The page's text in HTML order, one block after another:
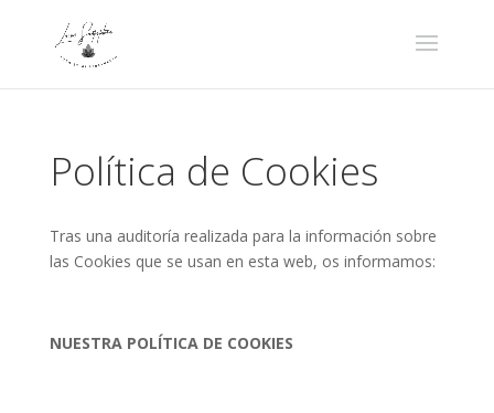
Política de Cookies
Tras una auditoría realizada para la información sobre
las Cookies que se usan en esta web, os informamos:
NUESTRA POLÍTICA DE COOKIES